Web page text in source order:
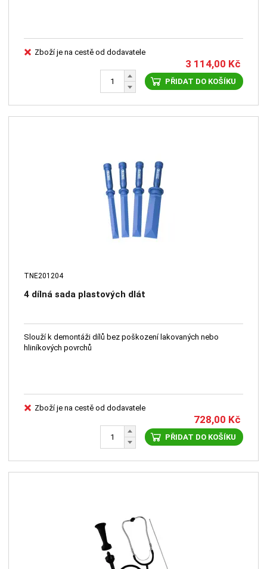
Zboží je na cestě od dodavatele
3 114,00 Kč
PŘIDAT DO KOŠÍKU
TNE201204
4 dílná sada plastových dlát
Slouží k demontáži dílů bez poškození lakovaných nebo
hliníkových povrchů
Zboží je na cestě od dodavatele
728,00 Kč
PŘIDAT DO KOŠÍKU